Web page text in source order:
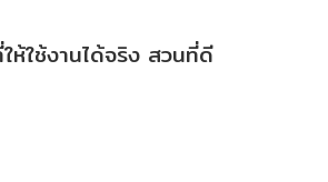
ใช้งานได้จริง สวนที่ดี